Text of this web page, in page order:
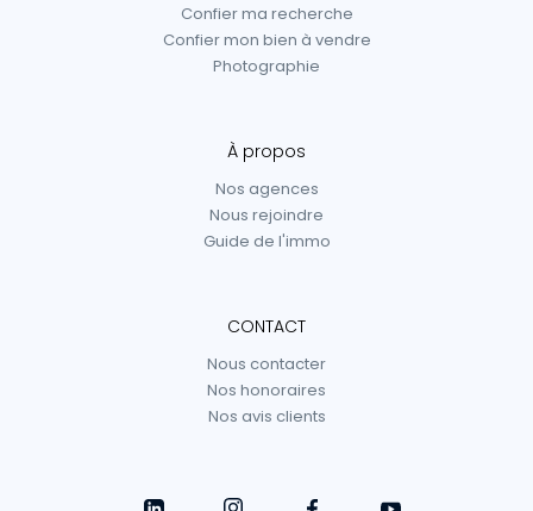
Confier ma recherche
Confier mon bien à vendre
Photographie
À propos
Nos agences
Nous rejoindre
Guide de l'immo
CONTACT
Nous contacter
Nos honoraires
Nos avis clients